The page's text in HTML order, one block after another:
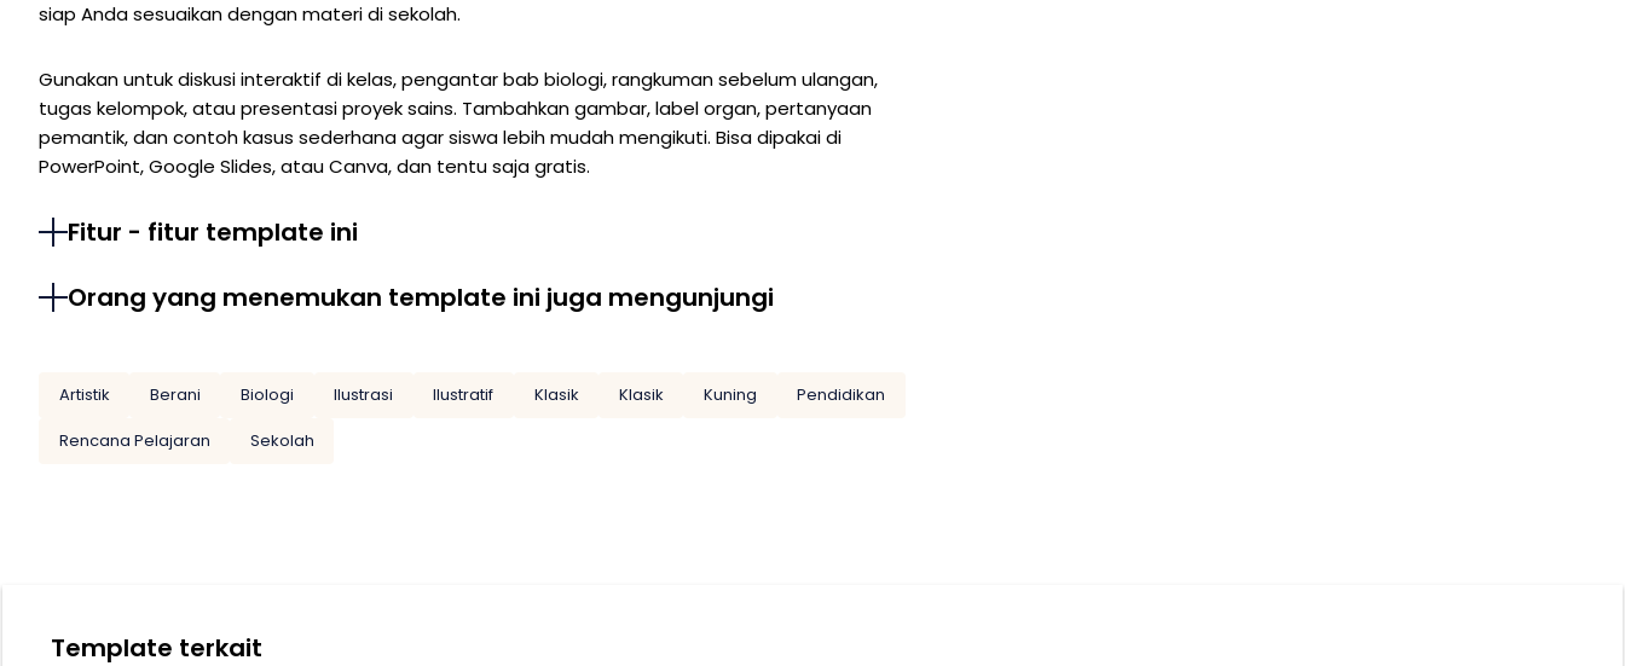
siap Anda sesuaikan dengan materi di sekolah.
Gunakan untuk diskusi interaktif di kelas, pengantar bab biologi, rangkuman sebelum ulangan,
tugas kelompok, atau presentasi proyek sains. Tambahkan gambar, label organ, pertanyaan
pemantik, dan contoh kasus sederhana agar siswa lebih mudah mengikuti. Bisa dipakai di
PowerPoint, Google Slides, atau Canva, dan tentu saja gratis.
Fitur - fitur template ini
Orang yang menemukan template ini juga mengunjungi
Artistik Berani Biologi Ilustrasi Ilustratif Klasik Klasik Kuning
Pendidikan
Rencana Pelajaran
Sekolah
Template terkait